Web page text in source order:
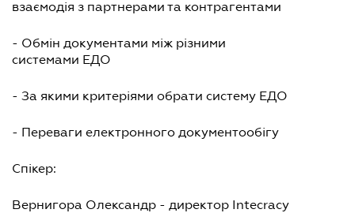
взаємодія з партнерами та контрагентами
- Обмін документами між різними
системами ЕДО
- За якими критеріями обрати систему ЕДО
- Переваги електронного документообігу
Спікер:
Вернигора Олександр - директор Intecracy